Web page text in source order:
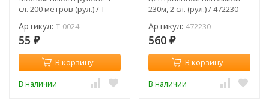
сл. 200 метров (рул.) / T-
Артикул: T-0024
55 ₽
В корзину
В наличии
230м, 2 сл. (рул.) / 472230
Артикул: 472230
560 ₽
В корзину
В наличии